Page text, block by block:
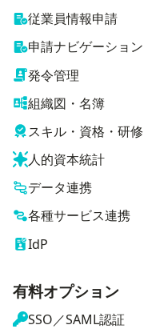
従業員情報申請
申請ナビゲーション
発令管理
組織図・名簿
スキル・資格・研修
人的資本統計
データ連携
各種サービス連携
IdP
有料オプション
SSO／SAML認証